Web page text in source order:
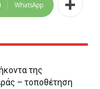
WhatsApp
της
– τοποθέτηση